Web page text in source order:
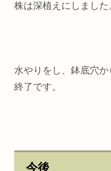
株は深植えにしました
水やりをし、鉢底穴
終了です。
今後